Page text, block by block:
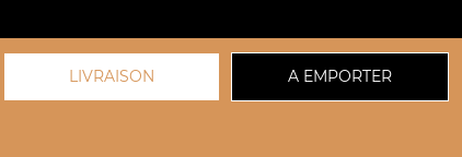
LIVRAISON A EMPORTER